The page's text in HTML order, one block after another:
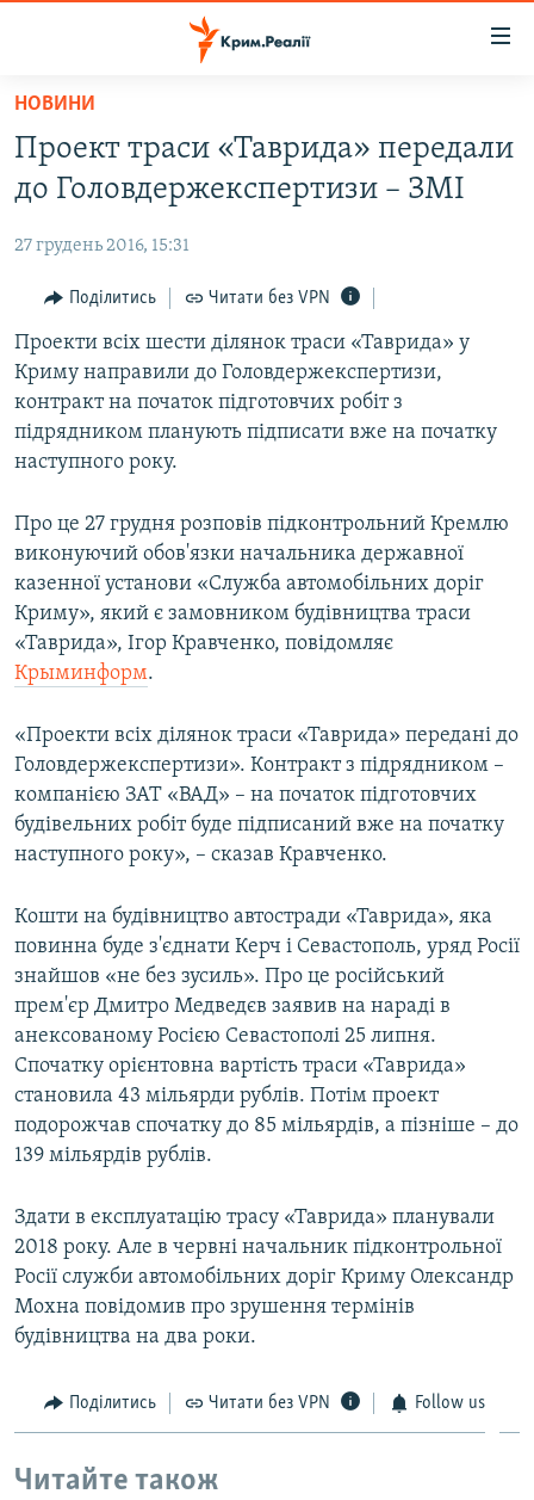
Перейти
основного
матеріалу
до
навігації
Перейти
до
пошуку
ВОДА.КРИМ
ПОЛІТИКА
БЛОГИ
ПОГЛЯД
ІНТЕРВ'Ю
ВСЕ ЗА ДЕНЬ
СПЕЦПРОЕКТИ
ДЕПОРТАЦІЯ
ВІДЕОУРОКИ «ELIFBE»
СВІДЧЕННЯ ОКУПАЦІЇ
УКРАЇНСЬКА ПРОБЛЕМА КРИМУ
ІНФОГРАФІКА
ЯК ОБІЙТИ БЛОКУВАННЯ
Русский
Qırımtatar
ДОЛУЧАЙСЯ!
Усі сайти RFE/RL
НОВИНИ
Проект траси «Таврида» передали
до Головдержекспертизи – ЗМІ
27 грудень 2016, 15:31
Поділитись Читати без VPN
Проекти всіх шести ділянок траси «Таврида» у
Криму направили до Головдержекспертизи,
контракт на початок підготовчих робіт з
підрядником планують підписати вже на початку
наступного року.
Про це 27 грудня розповів підконтрольний Кремлю
виконуючий обов'язки начальника державної
казенної установи «Служба автомобільних доріг
Криму», який є замовником будівництва траси
«Таврида», Ігор Кравченко, повідомляє
Крыминформ.
«Проекти всіх ділянок траси «Таврида» передані до
Головдержекспертизи». Контракт з підрядником –
компанією ЗАТ «ВАД» – на початок підготовчих
будівельних робіт буде підписаний вже на початку
наступного року», – сказав Кравченко.
Кошти на будівництво автостради «Таврида», яка
повинна буде з'єднати Керч і Севастополь, уряд Росії
знайшов «не без зусиль». Про це російський
прем'єр Дмитро Медведєв заявив на нараді в
анексованому Росією Севастополі 25 липня.
Спочатку орієнтовна вартість траси «Таврида»
становила 43 мільярди рублів. Потім проект
подорожчав спочатку до 85 мільярдів, а пізніше – до
139 мільярдів рублів.
Здати в експлуатацію трасу «Таврида» планували
2018 року. Але в червні начальник підконтрольної
Росії служби автомобільних доріг Криму Олександр
Мохна повідомив про зрушення термінів
будівництва на два роки.
Поділитись Читати без VPN Follow us
Читайте також